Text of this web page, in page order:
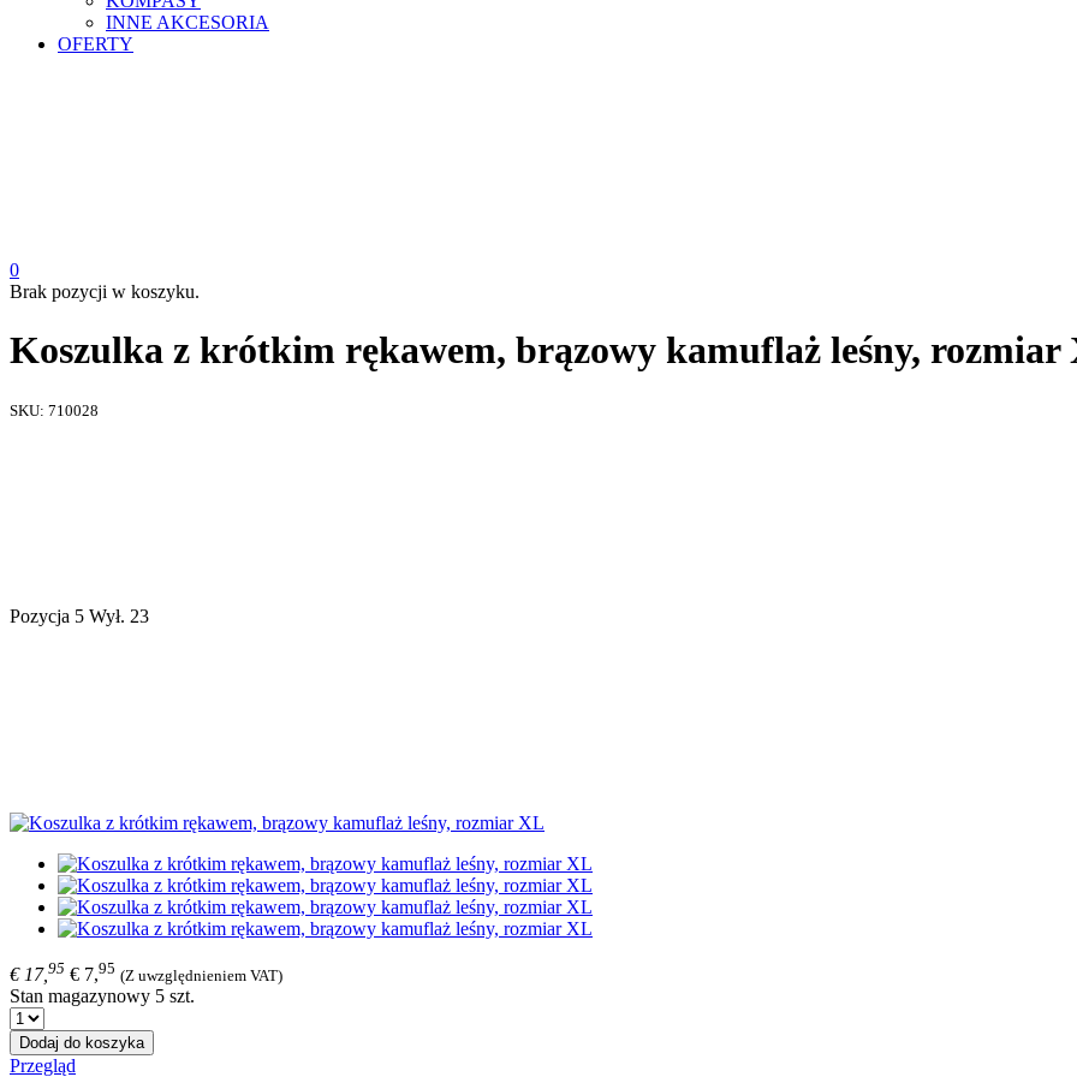
INNE AKCESORIA
OFERTY
0
Brak pozycji w koszyku.
Koszulka z krótkim rękawem, brązowy kamuflaż leśny, rozmiar
SKU: 710028
Pozycja 5 Wył. 23
€ 17, 95 € 7,95 (Z uwzględnieniem VAT)
Stan magazynowy 5 szt.
Dodaj do koszyka
Przegląd